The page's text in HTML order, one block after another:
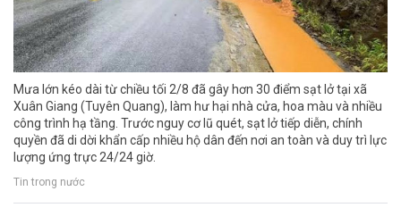
Mưa lớn kéo dài từ chiều tối 2/8 đã gây hơn 30 điểm sạt lở tại xã
Xuân Giang (Tuyên Quang), làm hư hại nhà cửa, hoa màu và nhiều
công trình hạ tầng. Trước nguy cơ lũ quét, sạt lở tiếp diễn, chính
quyền đã di dời khẩn cấp nhiều hộ dân đến nơi an toàn và duy trì lực
lượng ứng trực 24/24 giờ.
Tin trong nước